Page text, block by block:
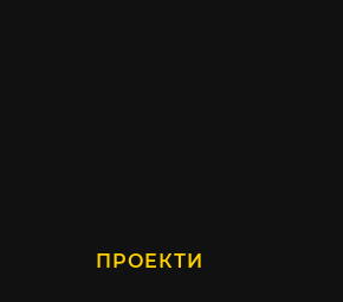
ПРОЕКТИ